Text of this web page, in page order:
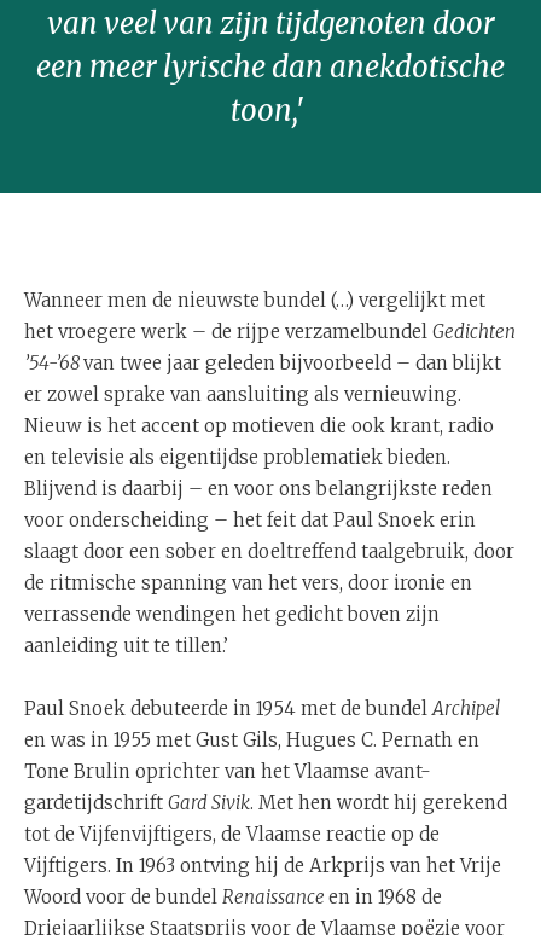
van veel van zijn tijdgenoten door
een meer lyrische dan anekdotische
toon,'
Wanneer men de nieuwste bundel (…) vergelijkt met
het vroegere werk – de rijpe verzamelbundel Gedichten
’54-’68van twee jaar geleden bijvoorbeeld – dan blijkt
er zowel sprake van aansluiting als vernieuwing.
Nieuw is het accent op motieven die ook krant, radio
en televisie als eigentijdse problematiek bieden.
Blijvend is daarbij – en voor ons belangrijkste reden
voor onderscheiding – het feit dat Paul Snoek erin
slaagt door een sober en doeltreffend taalgebruik, door
de ritmische spanning van het vers, door ironie en
verrassende wendingen het gedicht boven zijn
aanleiding uit te tillen.’
Paul Snoek debuteerde in 1954 met de bundelArchipel
en was in 1955 met Gust Gils, Hugues C. Pernath en
Tone Brulin oprichter van het Vlaamse avant-
gardetijdschrift Gard Sivik. Met hen wordt hij gerekend
tot de Vijfenvijftigers, de Vlaamse reactie op de
Vijftigers. In 1963 ontving hij de Arkprijs van het Vrije
Woord voor de bundel Renaissance en in 1968 de
Driejaarlijkse Staatsprijs voor de Vlaamse poëzie voor